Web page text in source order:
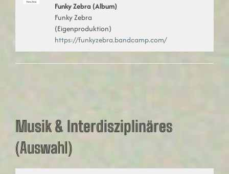
Funky Zebra (Album)
Funky Zebra
(Eigenproduktion)
https://funkyzebra.bandcamp.com/
Musik & Interdisziplinäres
(Auswahl)